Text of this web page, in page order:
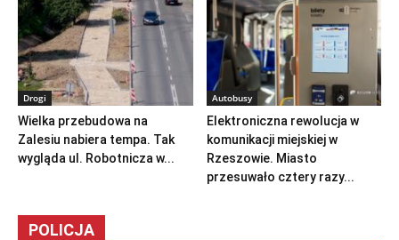
Drogi
Wielka przebudowa na
Zalesiu nabiera tempa. Tak
wygląda ul. Robotnicza w...
Autobusy
Elektroniczna rewolucja w
komunikacji miejskiej w
Rzeszowie. Miasto
przesuwało cztery razy...
POLICJA